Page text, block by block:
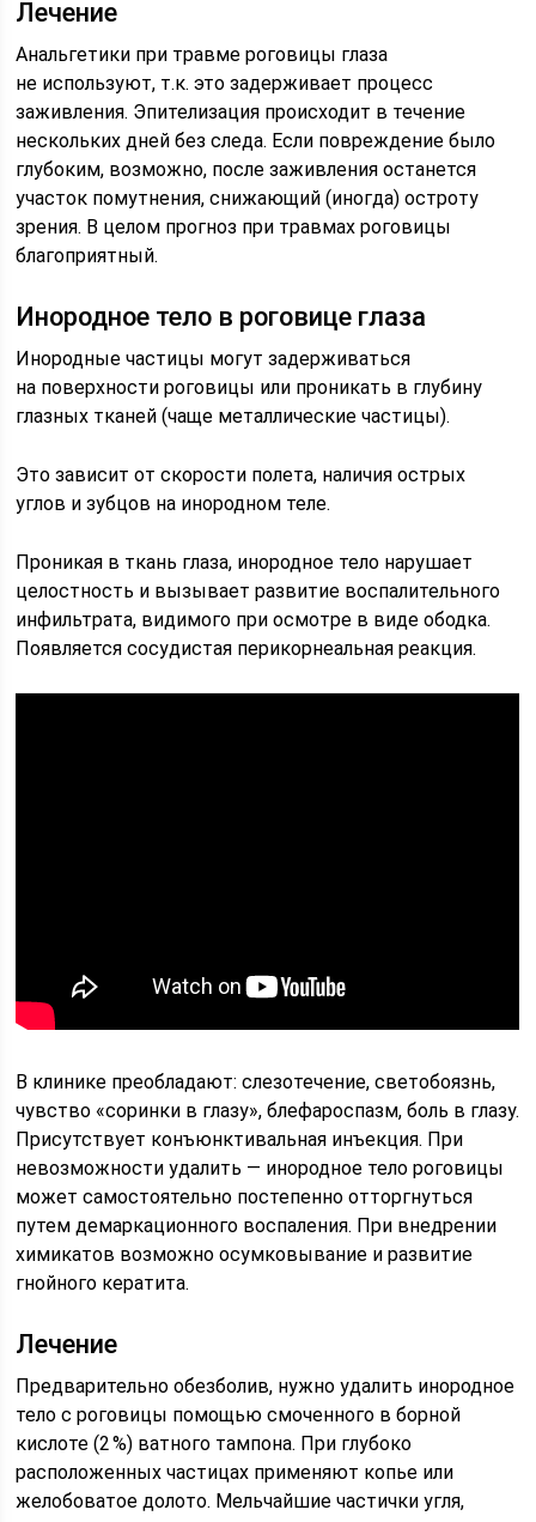
Лечение
Анальгетики при травме роговицы глаза
не используют, т.к. это задерживает процесс
заживления. Эпителизация происходит в течение
нескольких дней без следа. Если повреждение было
глубоким, возможно, после заживления останется
участок помутнения, снижающий (иногда) остроту
зрения. В целом прогноз при травмах роговицы
благоприятный.
Инородное тело в роговице глаза
Инородные частицы могут задерживаться
на поверхности роговицы или проникать в глубину
глазных тканей (чаще металлические частицы).
Это зависит от скорости полета, наличия острых
углов и зубцов на инородном теле.
Проникая в ткань глаза, инородное тело нарушает
целостность и вызывает развитие воспалительного
инфильтрата, видимого при осмотре в виде ободка.
Появляется сосудистая перикорнеальная реакция.
В клинике преобладают: слезотечение, светобоязнь,
чувство «соринки в глазу», блефароспазм, боль в глазу.
Присутствует конъюнктивальная инъекция. При
невозможности удалить — инородное тело роговицы
может самостоятельно постепенно отторгнуться
путем демаркационного воспаления. При внедрении
химикатов возможно осумковывание и развитие
гнойного кератита.
Лечение
Предварительно обезболив, нужно удалить инородное
тело с роговицы помощью смоченного в борной
кислоте (2 %) ватного тампона. При глубоко
расположенных частицах применяют копье или
желобоватое долото. Мельчайшие частички угля,